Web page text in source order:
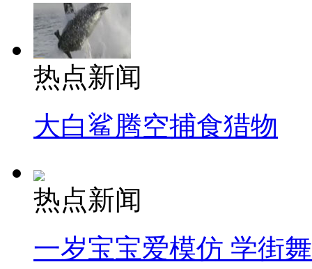
热点新闻
大白鲨腾空捕食猎物
热点新闻
一岁宝宝爱模仿 学街